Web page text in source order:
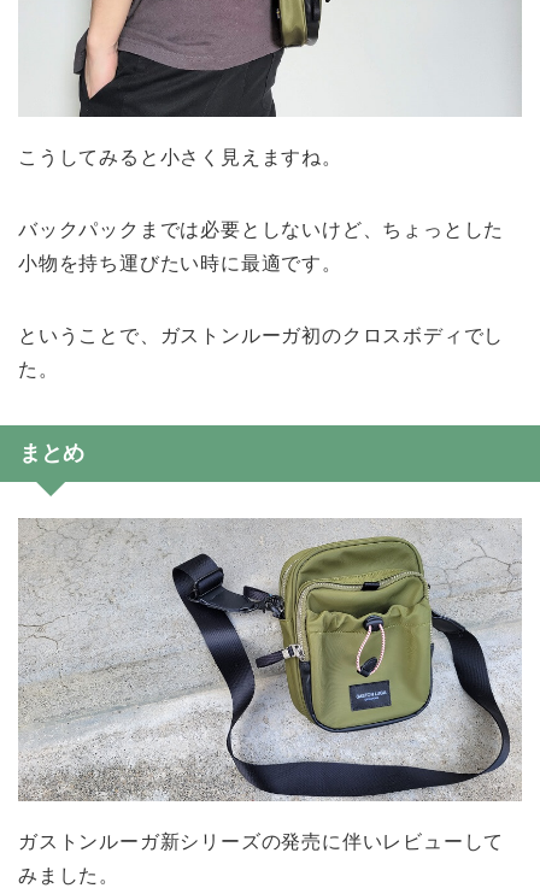
こうしてみると小さく見えますね。
バックパックまでは必要としないけど、ちょっとした
小物を持ち運びたい時に最適です。
ということで、ガストンルーガ初のクロスボディでし
た。
まとめ
ガストンルーガ新シリーズの発売に伴いレビューして
みました。